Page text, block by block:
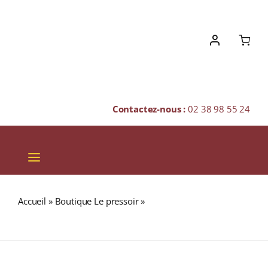
Contactez-nous :02 38 98 55 24
Toggle
Navigation
SPIRITUEUX
Accueil » Boutique Le pressoir»